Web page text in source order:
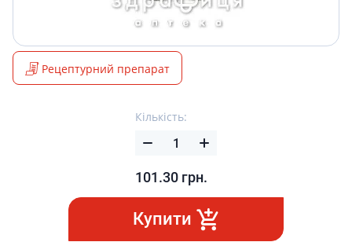
Рецептурний препарат
Кількість:
101.30 грн.
Купити